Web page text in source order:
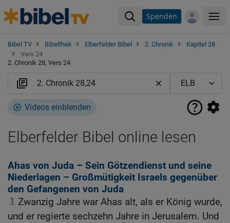
Spenden
Bibel TV Bibelthek Elberfelder Bibel 2. Chronik
Kapitel 28
Vers 24
2. Chronik 28, Vers 24
Videos einblenden
Elberfelder Bibel online lesen
Ahas von Juda – Sein Götzendienst und seine
Niederlagen – Großmütigkeit Israels gegenüber
den Gefangenen von Juda
1
Zwanzig Jahre war Ahas alt, als er König wurde,
und er regierte sechzehn Jahre in Jerusalem. Und